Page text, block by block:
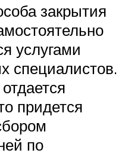
закрытия
услугами
специалистов.
придется
по